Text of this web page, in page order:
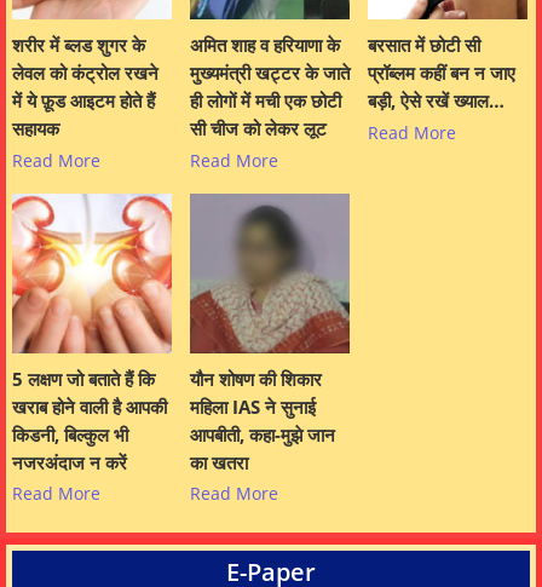
शरीर में ब्लड शुगर के
लेवल को कंट्रोल रखने
में ये फ़ूड आइटम होते हैं
सहायक
Read More
अमित शाह व हरियाणा के
मुख्यमंत्री खट्टर के जाते
ही लोगों में मची एक छोटी
सी चीज को लेकर लूट
Read More
बरसात में छोटी सी
प्रॉब्लम कहीं बन न जाए
बड़ी, ऐसे रखें ख्याल…
Read More
5 लक्षण जो बताते हैं कि
खराब होने वाली है आपकी
किडनी, बिल्कुल भी
नजरअंदाज न करें
Read More
यौन शोषण की शिकार
महिला IAS ने सुनाई
आपबीती, कहा-मुझे जान
का खतरा
Read More
E-Paper